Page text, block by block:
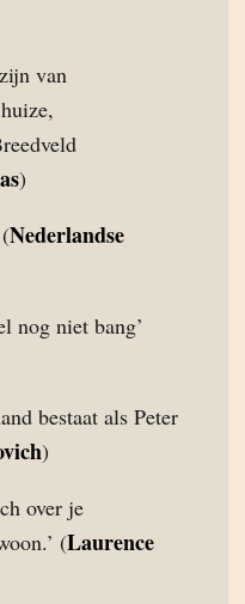
van
)
Nederlandse
nog niet bang’
bestaat als Peter
)
over je
(Laurence